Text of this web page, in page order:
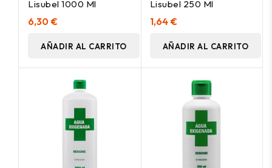
Lisubel 1000 Ml
6,30 €
AÑADIR AL CARRITO
Lisubel 250 Ml
1,64 €
AÑADIR AL CARRITO